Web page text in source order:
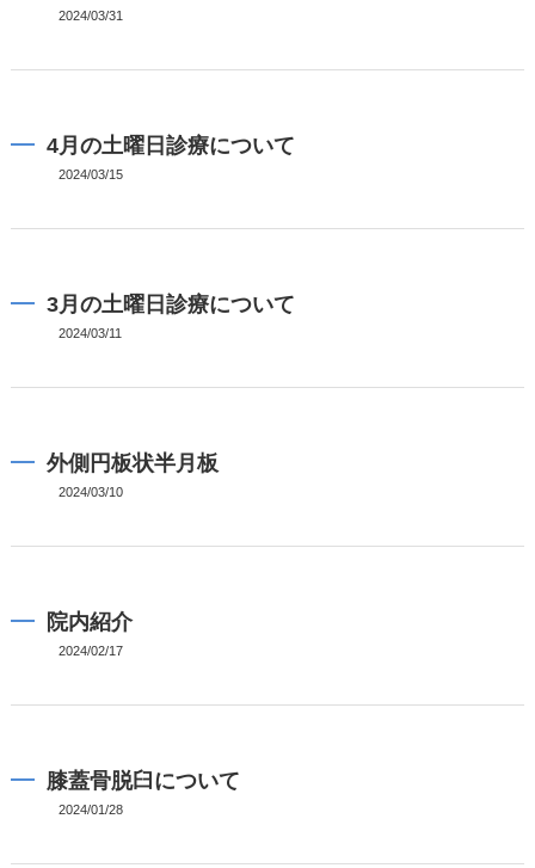
2024/03/31
4月の土曜日診療について
2024/03/15
3月の土曜日診療について
2024/03/11
外側円板状半月板
2024/03/10
院内紹介
2024/02/17
膝蓋骨脱臼について
2024/01/28